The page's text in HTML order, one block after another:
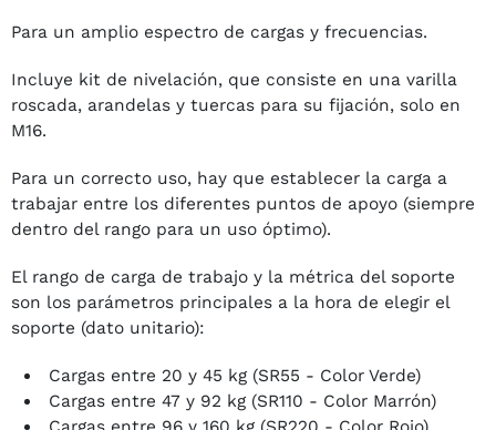
Para un amplio espectro de cargas y frecuencias.
Incluye kit de nivelación, que consiste en una varilla
roscada, arandelas y tuercas para su fijación, solo en
M16.
Para un correcto uso, hay que establecer la carga a
trabajar entre los diferentes puntos de apoyo (siempre
dentro del rango para un uso óptimo).
El rango de carga de trabajo y la métrica del soporte
son los parámetros principales a la hora de elegir el
soporte (dato unitario):
Cargas entre 20 y 45 kg (SR55 - Color Verde)
Cargas entre 47 y 92 kg (SR110 - Color Marrón)